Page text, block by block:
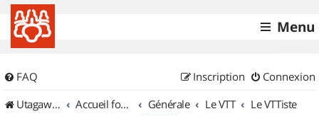
Menu
FAQ Connexion
Inscription
UtagawaVTT (Randos VTT et VTTAE avec traces GPS)
Accueil forum Générale Le VTT Le VTTiste